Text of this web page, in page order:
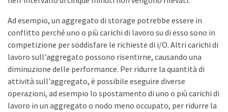
Ad esempio, un aggregato di storage potrebbe essere in
conflitto perché uno o più carichi di lavoro su di esso sono in
competizione per soddisfare le richieste di i/O. Altri carichi di
lavoro sull'aggregato possono risentirne, causando una
diminuzione delle performance. Per ridurre la quantità di
attività sull'aggregato, è possibile eseguire diverse
operazioni, ad esempio lo spostamento di uno o più carichi di
lavoro in un aggregato o nodo meno occupato, per ridurre la